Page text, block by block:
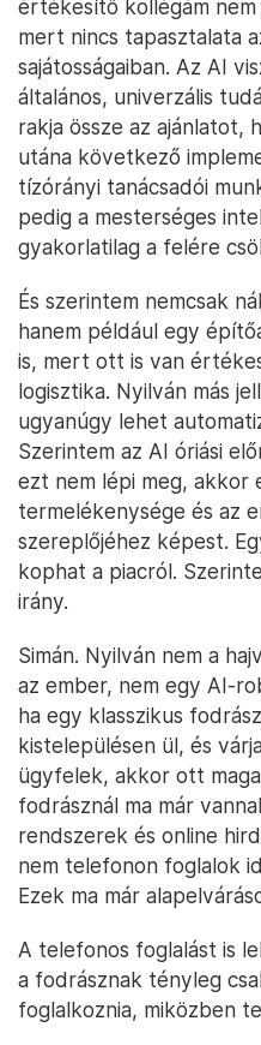
értékesítő kollégám
mert nincs tapasztalata
sajátosságaiban. Az AI
általános, univerzális
rakja össze az ajánlatot,
utána következő
tízórányi tanácsadói
pedig a mesterséges
gyakorlatilag a felére
És szerintem nemcsak
hanem például egy
is, mert ott is van
logisztika. Nyilván más
ugyanúgy lehet
Szerintem az AI óriási
ezt nem lépi meg, akkor
termelékenysége és az
szereplőjéhez képest.
kophat a piacról.
irány.
Simán. Nyilván nem a
az ember, nem egy AI-
ha egy klasszikus
kistelepülésen ül, és
ügyfelek, akkor ott
fodrásznál ma már
rendszerek és online
nem telefonon foglalok
Ezek ma már
A telefonos foglalást is
a fodrásznak tényleg
foglalkoznia, miközben